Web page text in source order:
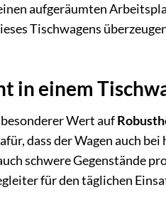
aufgeräumten
Tischwagens
in einem
Wert auf
dass der Wagen auch bei
schwere Gegenstände
für den täglichen